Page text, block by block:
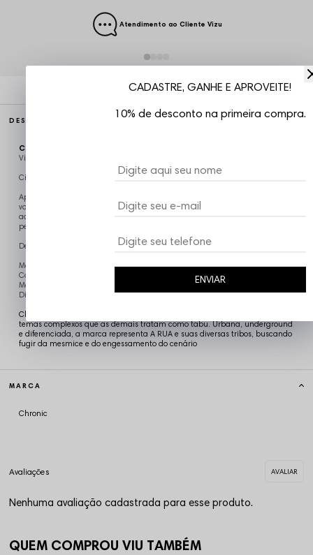
Atendimento ao Cliente Vizu
DESCRIÇÃO COMPLETA
Código identificador (SKU):
Vizu07
Cinzeiro Portatil de PVC Chronic "Fazendo sua Cabeça desde 2011"
Apresentamos a linha Headshop da Chronic, produtos de qualidade para
você que gosta curtir uma brisa com estilo, a coleção tem todos os tipos de
acessorios para salvar sua sessão, itens persolizados para deixar sei kit
pesado, vem com noiz!!!
Detalhes do Produto:
Modelo: Turn Off
Contém o odor das cinzas
Material de Plastico (PVC)
Dimensões: 11cm de altura x 22,5cm de Circunferência
Chronic é referência em Streetwear! A Chronic retrata em suas estampas
temas complexos que as demais tratam como tabu. Urbana, underground
e diferenciada, a marca representa A RUA e suas diversas tribos, buscando
fugir da mesmice e do engessamento do cenário
MARCA
Chronic
Nenhuma avaliação cadastrada para esse produto.
QUEM COMPROU VIU TAMBÉM
CADASTRE, GANHE E APROVEITE!
10% de desconto na primeira compra.
ENVIAR